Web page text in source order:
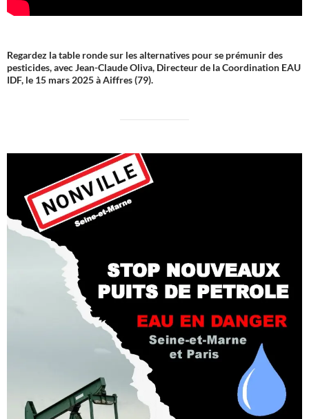
Regardez la table ronde sur les alternatives pour se prémunir des
pesticides, avec Jean-Claude Oliva, Directeur de la Coordination EAU
IDF, le 15 mars 2025 à Aiffres (79).